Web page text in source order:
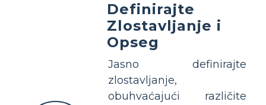
Definirajte
Zlostavljanje i
Opseg
Jasno definirajte
zlostavljanje,
obuhvaćajući različite